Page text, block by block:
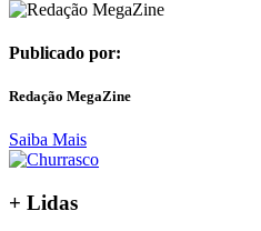
Publicado por:
Redação MegaZine
Saiba Mais
+ Lidas